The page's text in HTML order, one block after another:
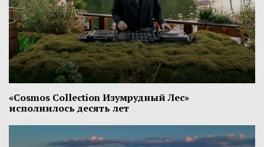
«Cosmos Collection Изумрудный Лес»
исполнилось десять лет